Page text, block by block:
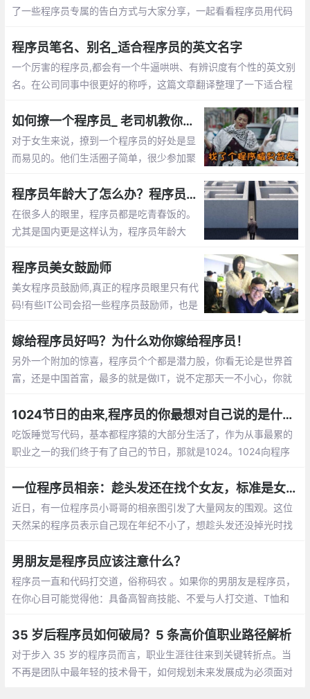
了一些程序员专属的告白方式与大家分享，一起看看程序员用代码
程序员笔名、别名_适合程序员的英文名字
一个厉害的程序员,都会有一个牛逼哄哄、有辨识度有个性的英文别
名。在公司同事中很更好的称呼，这篇文章翻译整理了一下适合程
如何撩一个程序员_ 老司机教你怎么追程序员
对于女生来说，撩到一个程序员的好处是显
而易见的。他们生活圈子简单，很少参加聚
码的路上。这篇文章告诉你怎么撩程序员程序员年龄大了怎么办？程序员年龄大了的出路
在很多人的眼里，程序员都是吃青春饭的。
尤其是国内更是这样认为，程序员年龄大
担心以后的出路了。那么未来大龄程序员的
出路在哪呢？
程序员美女鼓励师
美女程序员鼓励师,真正的程序员眼里只有代
码!有些IT公司会招一些程序员鼓励师，也是
程序员鼓励师的作用，她们总是能激发程序
员们的肾上腺素分泌。
嫁给程序员好吗？为什么劝你嫁给程序员！
另外一个附加的惊喜，程序员个个都是潜力股，你看无论是世界首
富，还是中国首富，最多的就是做IT，说不定那天一不小心，你就
序员收入稳定，生活安逸，属于长期持有型成长股
1024节日的由来,程序员的你最想对自己说的是什么？【1024程序员节日】
吃饭睡觉写代码，基本都程序猿的大部分生
活了，作为从事最累的职业之一的我们终于
序员致敬，向自己致敬，向未来致敬。
一位程序员相亲：趁头发还在找个女友，标准是女孩就行
近日，有一位程序员小哥哥的相亲图引发了大量网友的围观。这位
天然呆的程序员表示自己现在年纪不小了，想趁头发还没掉光时找
男朋友是程序员应该注意什么？
程序员一直和代码打交道，俗称码农 。如果你的男朋友是程序员，
在你心目可能觉得他：具备高智商技能、不爱与人打交道、T恤和
相处呢，需要你应该注意什么呢？
35 岁后程序员如何破局？5 条高价值职业路径解析
对于步入 35 岁的程序员而言，职业生涯往往来到关键转折点。当
不再是团队中最年轻的技术骨干，如何规划未来发展成为必须面对